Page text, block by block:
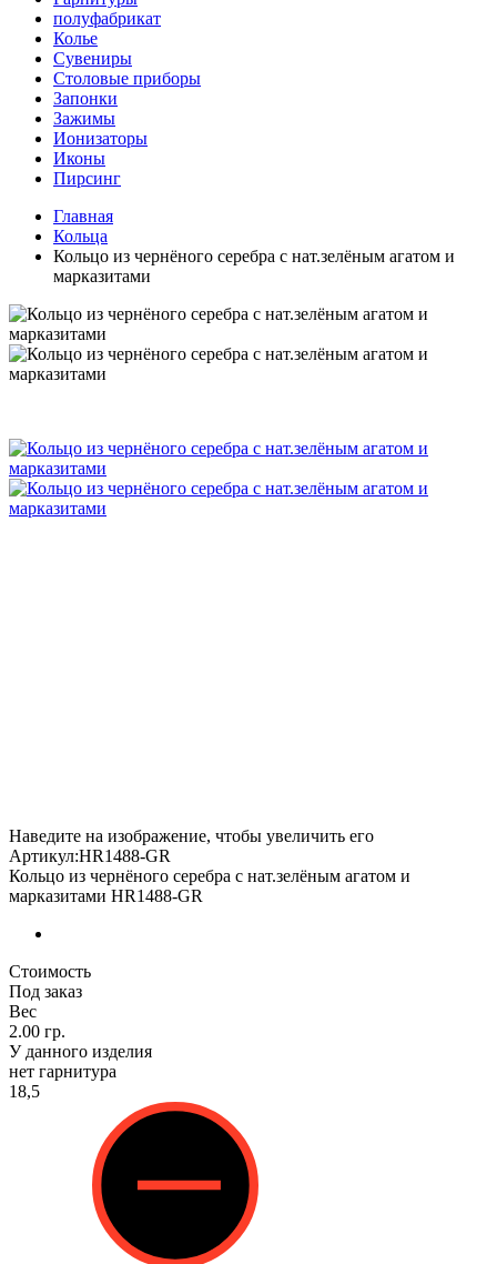
полуфабрикат
Колье
Сувениры
Столовые приборы
Запонки
Зажимы
Ионизаторы
Иконы
Пирсинг
Главная
Кольца
Кольцо из чернёного серебра с нат.зелёным агатом и
марказитами
Наведите на изображение, чтобы увеличить его
Артикул:HR1488-GR
Кольцо из чернёного серебра с нат.зелёным агатом и
марказитами HR1488-GR
Стоимость
Под заказ
Вес
2.00 гр.
У данного изделия
нет гарнитура
18,5